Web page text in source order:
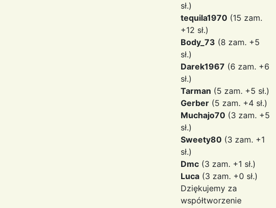
sł.)
tequila1970 (15 zam.
+12 sł.)
Body_73 (8 zam. +5
sł.)
Darek1967 (6 zam. +6
sł.)
Tarman (5 zam. +5 sł.)
Gerber (5 zam. +4 sł.)
Muchajo70 (3 zam. +5
sł.)
Sweety80 (3 zam. +1
sł.)
Dmc (3 zam. +1 sł.)
Luca (3 zam. +0 sł.)
Dziękujemy za
współtworzenie